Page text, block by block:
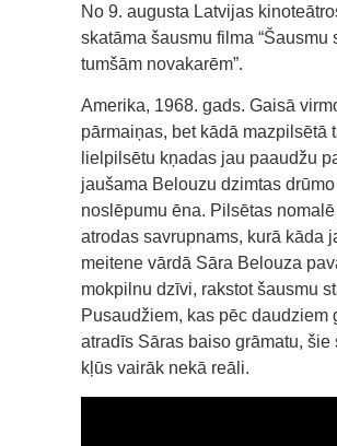
No 9. augusta Latvijas
skatāma šausmu filma “Šausmu
tumšām novakarēm”.
Amerika, 1968. gads. Gaisā
pārmaiņas, bet kādā mazpilsētā
lielpilsētu kņadas jau paaudžu
jaušama Belouzu dzimtas drūmo
noslēpumu ēna. Pilsētas
atrodas savrupnams, kurā kāda
meitene vārdā Sāra Belouza
mokpilnu dzīvi, rakstot šausmu
Pusaudžiem, kas pēc daudziem
atradīs Sāras baiso grāmatu, šie
kļūs vairāk nekā reāli.